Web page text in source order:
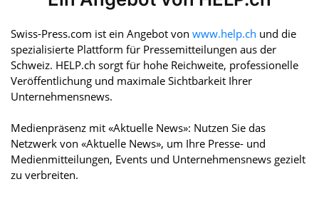
Swiss-Press.com ist ein Angebot von www.help.ch und die
spezialisierte Plattform für Pressemitteilungen aus der
Schweiz. HELP.ch sorgt für hohe Reichweite, professionelle
Veröffentlichung und maximale Sichtbarkeit Ihrer
Unternehmensnews.
Medienpräsenz mit «Aktuelle News»: Nutzen Sie das
Netzwerk von «Aktuelle News», um Ihre Presse- und
Medienmitteilungen, Events und Unternehmensnews gezielt
zu verbreiten.